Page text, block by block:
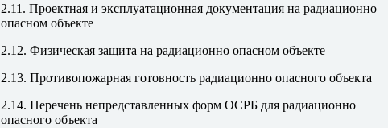
2.11. Проектная и эксплуатационная документация на радиационно
опасном объекте
2.12. Физическая защита на радиационно опасном объекте
2.13. Противопожарная готовность радиационно опасного объекта
2.14. Перечень непредставленных форм ОСРБ для радиационно
опасного объекта